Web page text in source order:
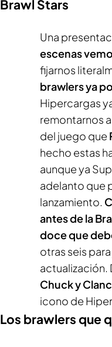
Brawl Stars
Una
escenas
fijarnos
brawlers ya
Hipercargas
remontarnos
del juego que
hecho estas
aunque ya
adelanto que
lanzamiento.
antes de la
doce que
otras seis
actualización.
Chuck y
icono de
Los brawlers que